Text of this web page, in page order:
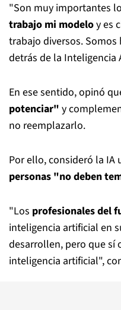
"Son muy importantes
trabajo mi modeloy es
trabajo diversos.
detrás de la Inteligencia
En ese sentido, opinó
potenciar" y
no reemplazarlo.
Por ello, consideró la IA
personas "no deben
"Los profesionales del
inteligencia artificial en
desarrollen, pero que sí
inteligencia artificial",